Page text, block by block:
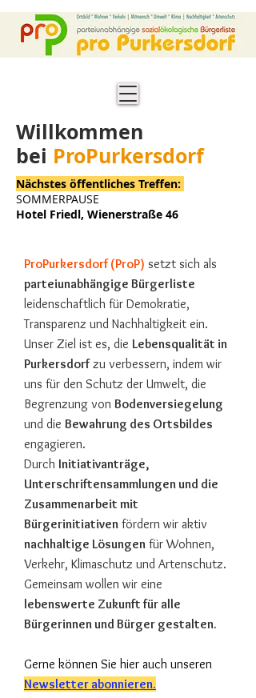
Willkommen
bei ProPurkersdorf
Nächstes öffentliches Treffen:
SOMMERPAUSE
Hotel Friedl, Wienerstraße 46
ProPurkersdorf (ProP) setzt sich als
parteiunabhängige Bürgerliste
leidenschaftlich für Demokratie,
Transparenz und Nachhaltigkeit ein.
Unser Ziel ist es, die Lebensqualität in
Purkersdorfzu verbessern, indem wir
uns für den Schutz der Umwelt, die
Begrenzung von Bodenversiegelung
und die Bewahrung des Ortsbildes
engagieren.
Durch Initiativanträge,
Unterschriftensammlungen und die
Zusammenarbeit mit
Bürgerinitiativen fördern wir aktiv
nachhaltige Lösungen für Wohnen,
Verkehr, Klimaschutz und Artenschutz.
Gemeinsam wollen wir eine
lebenswerte Zukunft für alle
Bürgerinnen und Bürger gestalten.
Gerne können Sie hier auch unseren
Newsletter abonnieren.